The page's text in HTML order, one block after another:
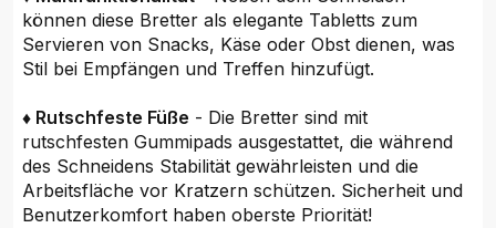
können diese Bretter als elegante Tabletts zum
Servieren von Snacks, Käse oder Obst dienen, was
Stil bei Empfängen und Treffen hinzufügt.
♦ Rutschfeste Füße - Die Bretter sind mit
rutschfesten Gummipads ausgestattet, die während
des Schneidens Stabilität gewährleisten und die
Arbeitsfläche vor Kratzern schützen. Sicherheit und
Benutzerkomfort haben oberste Priorität!